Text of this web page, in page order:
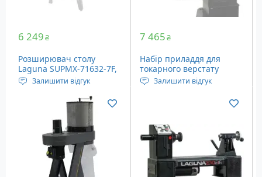
6 249₴
Розширювач столу
Laguna SUPMX-71632-7F,
2 штЗалишити відгук
Розширювач столу
шліфувального верстата
Laguna 16-32, 2 шт.
7 465₴
Набір приладдя для
токарного верстату
Laguna MLAREVO1216EVS
Залишити відгук
верстат Laguna
12/16REVO
Розширення міжосьової
відстані: до 254 мм